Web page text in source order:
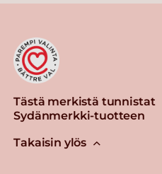
Tästä merkistä tunnistat
Sydänmerkki-tuotteen
Takaisin ylös